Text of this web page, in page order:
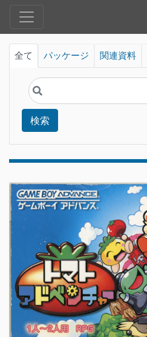
全て パッケージ 関連資料
検索